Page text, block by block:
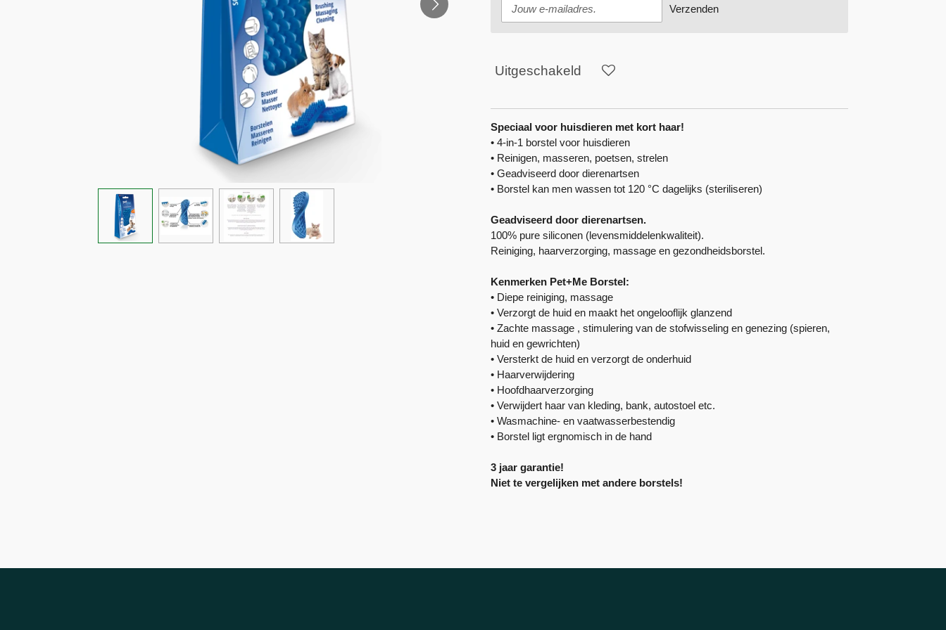
Verzenden
Uitgeschakeld
Speciaal voor huisdieren met kort haar!
• 4-in-1 borstel voor huisdieren
• Reinigen, masseren, poetsen, strelen
• Geadviseerd door dierenartsen
• Borstel kan men wassen tot 120 °C dagelijks (steriliseren)
Geadviseerd door dierenartsen.
100% pure siliconen (levensmiddelenkwaliteit).
Reiniging, haarverzorging, massage en gezondheidsborstel.
Kenmerken Pet+Me Borstel:
• Diepe reiniging, massage
• Verzorgt de huid en maakt het ongelooflijk glanzend
• Zachte massage , stimulering van de stofwisseling en genezing (spieren,
huid en gewrichten)
• Versterkt de huid en verzorgt de onderhuid
• Haarverwijdering
• Hoofdhaarverzorging
• Verwijdert haar van kleding, bank, autostoel etc.
• Wasmachine- en vaatwasserbestendig
• Borstel ligt ergnomisch in de hand
3 jaar garantie!
Niet te vergelijken met andere borstels!